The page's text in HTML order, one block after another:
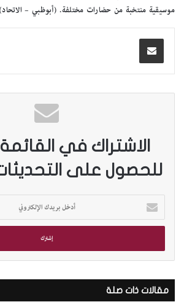
موسيقية منتخبة من حضارات مختلفة. (أبوظبي – الاتحاد)
الاشتراك في القائمة
للحصول على
خ
ب
ي
د
مقالات ذات صلة